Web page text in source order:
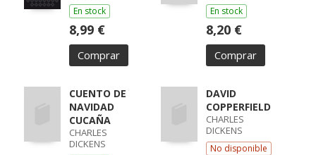
En stock
8,99 €
Comprar
En stock
8,20 €
Comprar
CUENTO DE
NAVIDAD
CUCAÑA
CHARLES
DICKENS
DAVID
COPPERFIELD
CHARLES
DICKENS
No disponible